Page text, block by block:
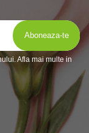
Afla mai multe in